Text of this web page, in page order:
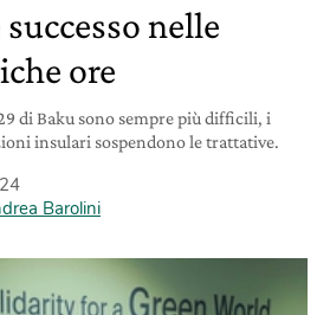
nelle
ore
di Baku sono sempre più difficili, i
insulari sospendono le trattative.
Barolini